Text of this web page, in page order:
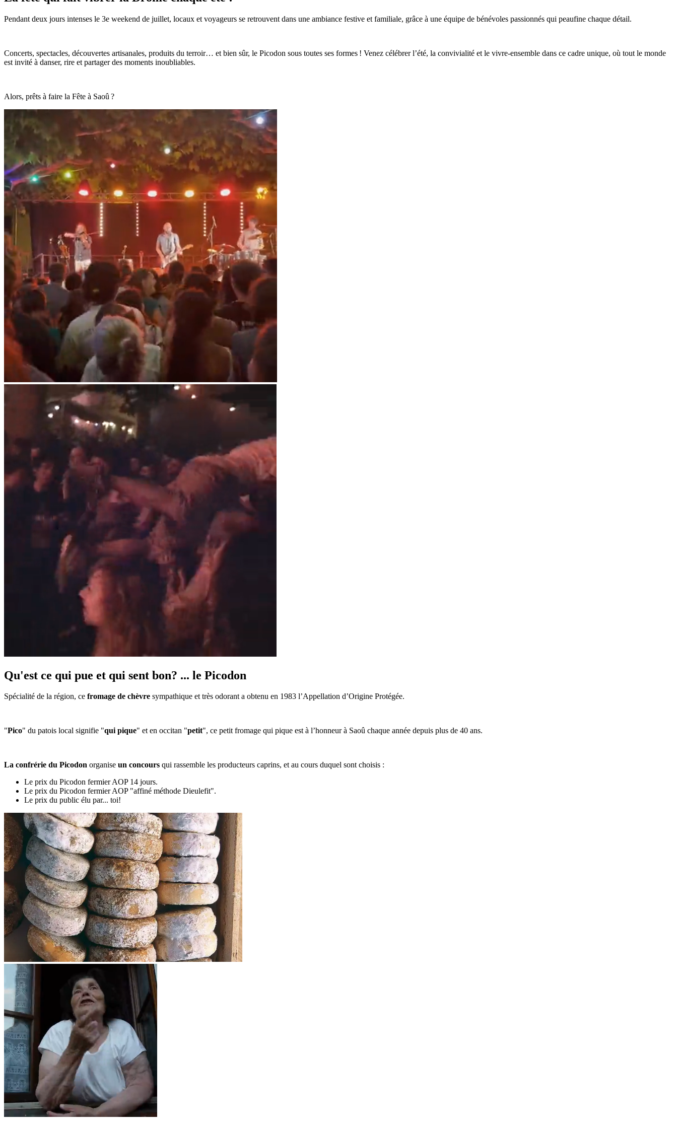
Pendant deux jours intenses le 3e weekend de juillet, locaux et voyageurs se retrouvent dans une ambiance festive et familiale, grâce à une équipe de bénévoles passionnés qui peaufine chaque détail.
Concerts, spectacles, découvertes artisanales, produits du terroir… et bien sûr, le Picodon sous toutes ses formes ! Venez célébrer l’été, la convivialité et le vivre-ensemble dans ce cadre unique, où tout le monde
est invité à danser, rire et partager des moments inoubliables.
Alors, prêts à faire la Fête à Saoû ?
Qu'est ce qui pue et qui sent bon? ... le Picodon
Spécialité de la région, ce fromage de chèvre sympathique et très odorant a obtenu en 1983 l’Appellation d’Origine Protégée.
"Pico" du patois local signifie "qui pique" et en occitan "petit", ce petit fromage qui pique est à l’honneur à Saoû chaque année depuis plus de 40 ans.
La confrérie du Picodon organise un concours qui rassemble les producteurs caprins, et au cours duquel sont choisis :
Le prix du Picodon fermier AOP 14 jours.
Le prix du Picodon fermier AOP "affiné méthode Dieulefit".
Le prix du public élu par... toi!